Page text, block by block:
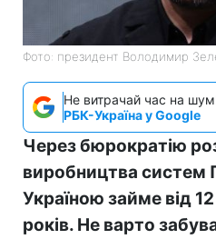
Фото: президент Володимир
Не витрачай час на
РБК-Україна у Google
Через бюрократію
виробництва
Україною займе від
років. Не варто